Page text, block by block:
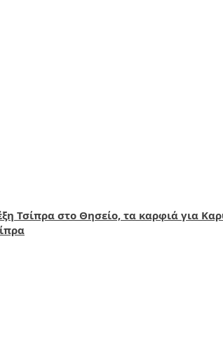
Τσίπρα στο Θησείο, τα καρφιά για